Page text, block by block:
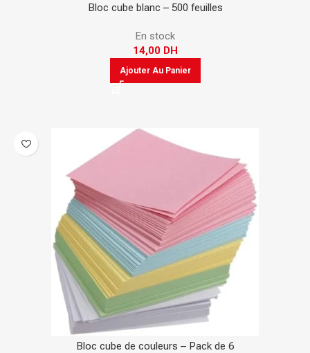
Bloc cube blanc – 500 feuilles
En stock
14,00 DH
Ajouter Au Panier
Bloc cube de couleurs – Pack de 6